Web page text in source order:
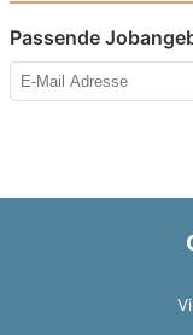
Passende